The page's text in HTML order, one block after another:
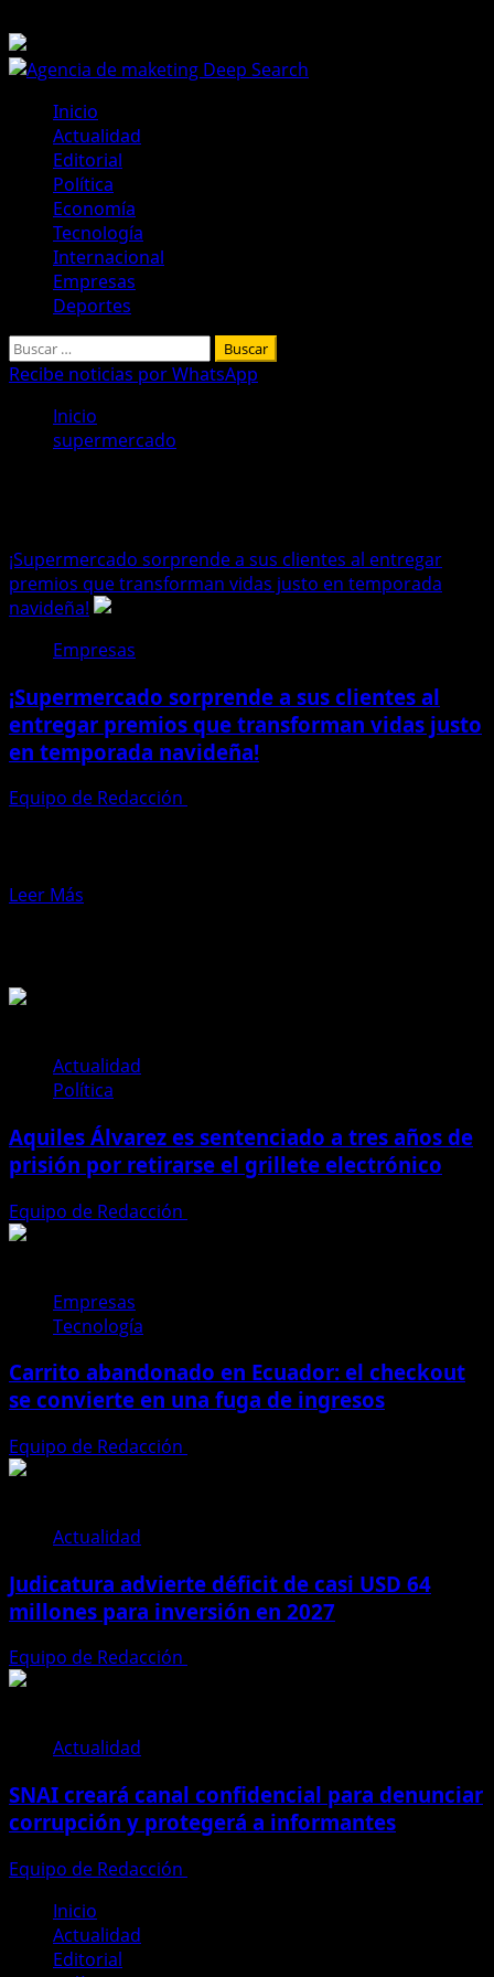
al
contenido
Menú
principal
Inicio
Actualidad
Editorial
Política
Economía
Tecnología
Internacional
Empresas
Deportes
Buscar:
Recibe noticias por WhatsApp
Inicio
supermercado
¡Supermercado sorprende a sus clientes al entregar
premios que transforman vidas justo en temporada
navideña!
Empresas
¡Supermercado sorprende a sus clientes al
entregar premios que transforman vidas justo
en temporada navideña!
Equipo de Redacción
Leer Más
sus
clientes
entregar
premios
que
transforman
temporada
navideña!
Actualidad
Política
Aquiles Álvarez es sentenciado a tres años de
prisión por retirarse el grillete electrónico
Equipo de Redacción
Empresas
Tecnología
Carrito abandonado en Ecuador: el checkout
se convierte en una fuga de ingresos
Equipo de Redacción
Actualidad
Judicatura advierte déficit de casi USD 64
millones para inversión en 2027
Equipo de Redacción
Actualidad
SNAI creará canal confidencial para denunciar
corrupción y protegerá a informantes
Equipo de Redacción
Inicio
Actualidad
Editorial